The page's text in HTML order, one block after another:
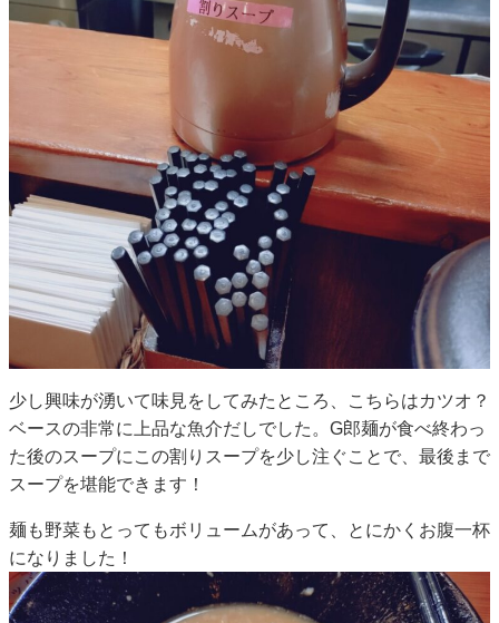
少し興味が湧いて味見をしてみたところ、こちらはカツオ？
ベースの非常に上品な魚介だしでした。G郎麺が食べ終わっ
た後のスープにこの割りスープを少し注ぐことで、最後まで
スープを堪能できます！
麺も野菜もとってもボリュームがあって、とにかくお腹一杯
になりました！